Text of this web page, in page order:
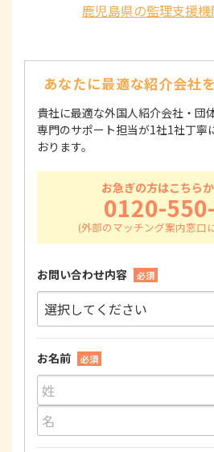
鹿児島県の監理支援
あなたに最適な紹介会社を
貴社に最適な外国人紹介会社・団
専門のサポート担当が1社1社丁寧
おります。
お急ぎの方はこちら
0120-
お問い合わせ内容 必須
お名前 必須